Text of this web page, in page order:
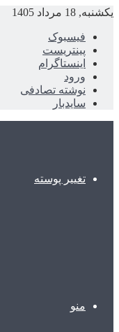
یکشنبه, 18 مرداد 1405
فیسبوک
پینتریست
اینستاگرام
ورود
نوشته تصادفی
سایدبار
تغییر پوسته
منو